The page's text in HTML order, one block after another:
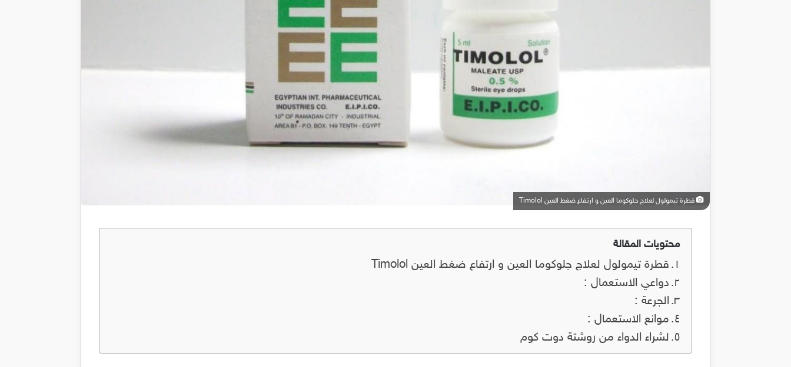
قطرة تيمولول لعلاج جلوكوما العين و ارتفاع ضغط العين Timolol
محتويات المقالة
قطرة تيمولول لعلاج جلوكوما العين و ارتفاع ضغط العين Timolol
دواعي الاستعمال :
الجرعة :
موانع الاستعمال :
لشراء الدواء من روشتة دوت كوم